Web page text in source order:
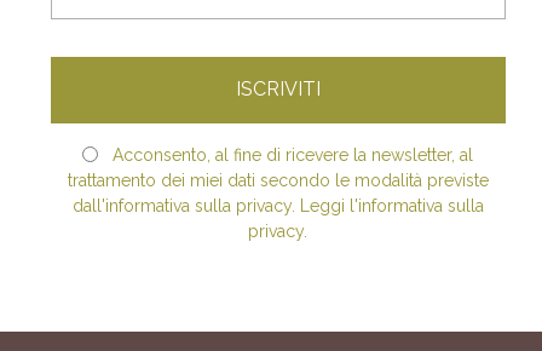
Acconsento, al fine di ricevere la newsletter, al
trattamento dei miei dati secondo le modalità previste
dall'informativa sulla privacy. Leggi l'informativa sulla
privacy.